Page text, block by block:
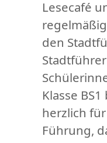
Lesecafé
den
Klasse
herzlich
Führung,